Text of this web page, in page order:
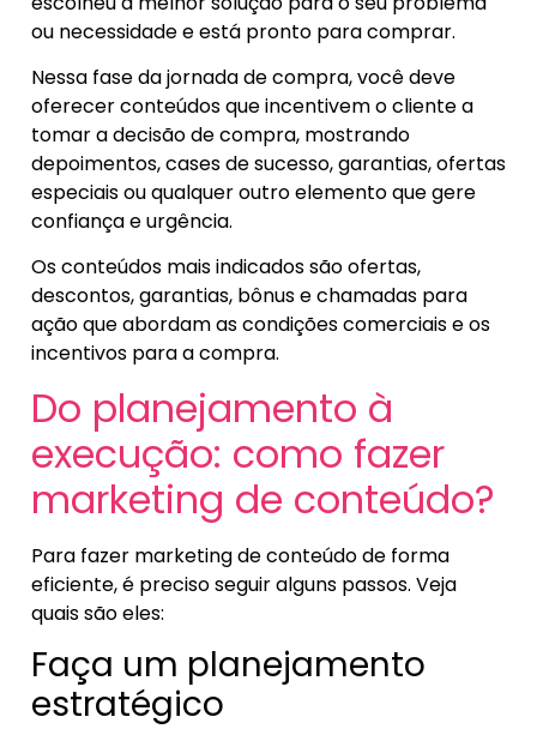
ou necessidade e está pronto para comprar.
Nessa fase da jornada de compra, você deve
oferecer conteúdos que incentivem o cliente a
tomar a decisão de compra, mostrando
depoimentos, cases de sucesso, garantias, ofertas
especiais ou qualquer outro elemento que gere
confiança e urgência.
Os conteúdos mais indicados são ofertas,
descontos, garantias, bônus e chamadas para
ação que abordam as condições comerciais e os
incentivos para a compra.
Do planejamento à
execução: como fazer
marketing de conteúdo?
Para fazer marketing de conteúdo de forma
eficiente, é preciso seguir alguns passos. Veja
quais são eles:
Faça um planejamento
estratégico